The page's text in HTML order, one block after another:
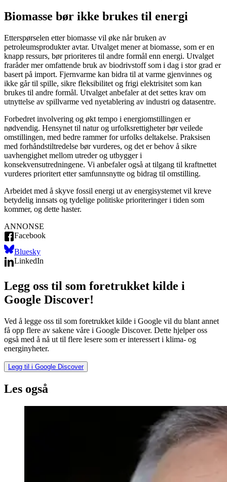
Biomasse bør ikke brukes til energi
Etterspørselen etter biomasse vil øke når bruken av
petroleumsprodukter avtar. Utvalget mener at biomasse, som er en
knapp ressurs, bør prioriteres til andre formål enn energi. Utvalget
fraråder mer omfattende bruk av biodrivstoff som i dag i stor grad er
basert på import. Fjernvarme kan bidra til at varme gjenvinnes og
ikke går til spille, sikre fleksibilitet og frigi elektrisitet som kan
brukes til andre formål. Utvalget anbefaler at det settes krav om
utnyttelse av spillvarme ved nyetablering av industri og datasentre.
Forbedret involvering og økt tempo i energiomstillingen er
nødvendig. Hensynet til natur og urfolksrettigheter bør veilede
omstillingen, med bedre rammer for urfolks deltakelse. Praksisen
med forhåndstiltredelse bør vurderes, og det er behov å sikre
uavhengighet mellom utreder og utbygger i
konsekvensutredningene. Vi anbefaler også at tilgang til kraftnettet
vurderes prioritert etter samfunnsnytte og bidrag til omstilling.
Arbeidet med å skyve fossil energi ut av energisystemet vil kreve
betydelig innsats og tydelige politiske prioriteringer i tiden som
kommer, og dette haster.
ANNONSE
Facebook
Bluesky
LinkedIn
Legg oss til som foretrukket kilde i
Google Discover!
Ved å legge oss til som foretrukket kilde i Google vil du blant annet
få opp flere av sakene våre i Google Discover. Dette hjelper oss
også med å nå ut til flere lesere som er interessert i klima- og
energinyheter.
Legg til i Google Discover
Les også